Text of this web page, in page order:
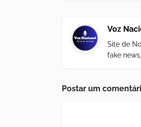
Voz
Site de
fake
Postar um